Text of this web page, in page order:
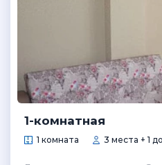
1-комнатная
1 комната 3 места + 1